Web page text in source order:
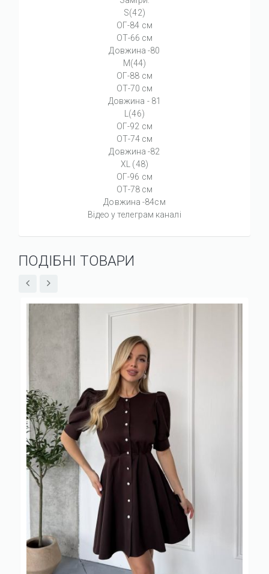
S(42)
ОГ-84 см
ОТ-66 см
Довжина -80
M(44)
ОГ-88 см
ОТ-70 см
Довжина - 81
L(46)
ОГ-92 см
ОТ-74 см
Довжина -82
XL (48)
ОГ-96 см
ОТ-78 см
Довжина -84см
Відео у телеграм каналі
ПОДІБНІ ТОВАРИ